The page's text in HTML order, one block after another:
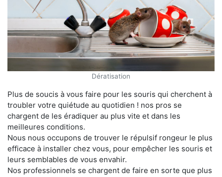
Dératisation
Plus de soucis à vous faire pour les souris qui cherchent à
troubler votre quiétude au quotidien ! nos pros se
chargent de les éradiquer au plus vite et dans les
meilleures conditions.
Nous nous occupons de trouver le répulsif rongeur le plus
efficace à installer chez vous, pour empêcher les souris et
leurs semblables de vous envahir.
Nos professionnels se chargent de faire en sorte que plus